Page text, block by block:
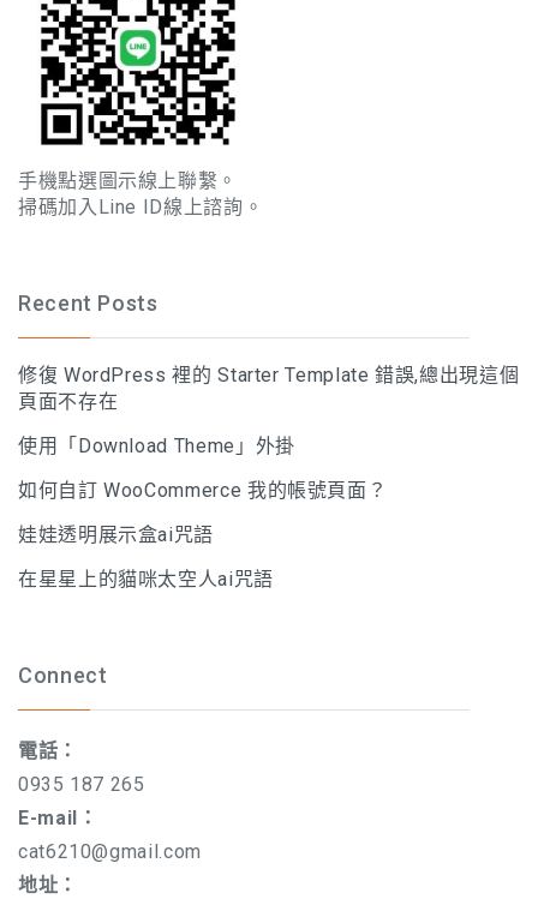
手機點選圖示線上聯繫。
掃碼加入Line ID線上諮詢。
Recent Posts
修復 WordPress 裡的 Starter Template 錯誤,總出現這個
頁面不存在
使用「Download Theme」外掛
如何自訂 WooCommerce 我的帳號頁面？
娃娃透明展示盒ai咒語
在星星上的貓咪太空人ai咒語
Connect
電話：
0935 187 265
E-mail：
cat6210@gmail.com
地址：